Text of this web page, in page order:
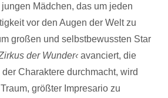
Mädchen, das um jeden
vor den Augen der Welt zu
großen und selbstbewussten Star
der Wunder‹ avanciert, die
Charaktere durchmacht, wird
größter Impresario zu